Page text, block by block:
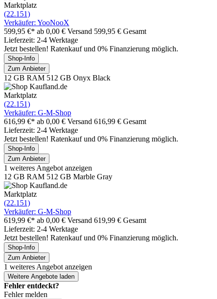
Marktplatz
(22.151)
Verkäufer: YooNooX
599,95 €* ab 0,00 € Versand 599,95 € Gesamt
Lieferzeit: 2-4 Werktage
Jetzt bestellen! Ratenkauf und 0% Finanzierung möglich.
Shop-Info
Zum Anbieter
12 GB RAM 512 GB Onyx Black
Marktplatz
(22.151)
Verkäufer: G-M-Shop
616,99 €* ab 0,00 € Versand 616,99 € Gesamt
Lieferzeit: 2-4 Werktage
Jetzt bestellen! Ratenkauf und 0% Finanzierung möglich.
Shop-Info
Zum Anbieter
1 weiteres Angebot anzeigen
12 GB RAM 512 GB Marble Gray
Marktplatz
(22.151)
Verkäufer: G-M-Shop
619,99 €* ab 0,00 € Versand 619,99 € Gesamt
Lieferzeit: 2-4 Werktage
Jetzt bestellen! Ratenkauf und 0% Finanzierung möglich.
Shop-Info
Zum Anbieter
1 weiteres Angebot anzeigen
Weitere Angebote laden
Fehler entdeckt?
Fehler melden